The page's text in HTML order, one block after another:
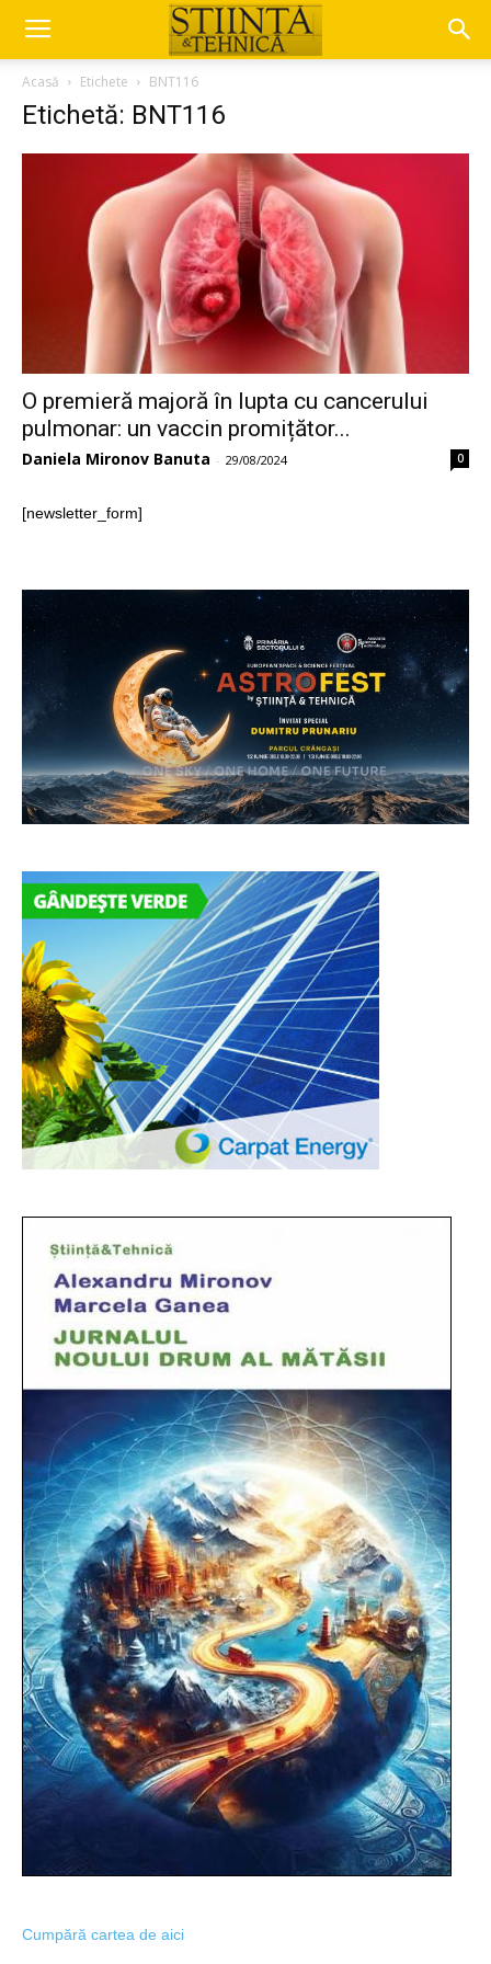
Acasă Etichete BNT116
Etichetă: BNT116
O premieră majoră în lupta cu cancerului
pulmonar: un vaccin promițător...
Daniela Mironov Banuta - 29/08/2024 0
[newsletter_form]
Cumpără cartea de aici